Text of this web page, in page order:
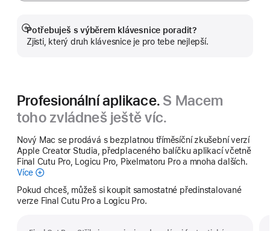
Potřebuješ s výběrem klávesnice poradit?
Zjisti, který druh klávesnice je pro tebe nejlepší.
Zobrazit
více
Profesionální aplikace. S Macem
toho zvládneš ještě víc.
Nový Mac se prodává s bezplatnou tříměsíční zkušební verzí
Apple Creator Studia, předplaceného balíčku aplikací včetně
Final Cutu Pro, Logicu Pro, Pixelmatoru Pro a mnoha dalších.
Více Apple
Studio
Pokud chceš, můžeš si koupit samostatné předinstalované
verze Final Cutu Pro a Logicu Pro.